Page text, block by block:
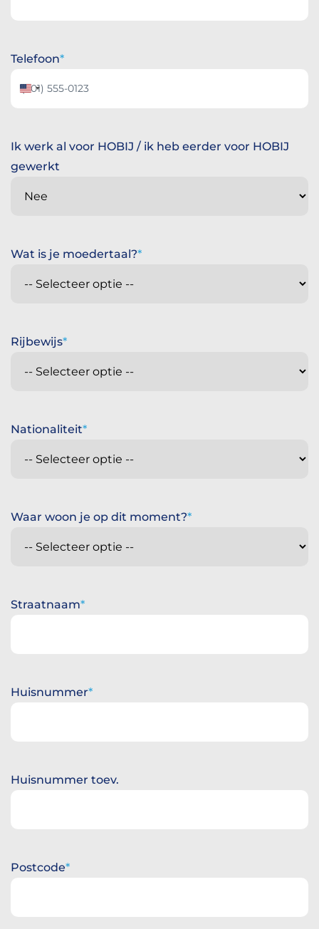
Telefoon
Verenigde
Ik werk al voor HOBIJ / ik heb eerder voor HOBIJ
gewerkt
Wat is je moedertaal?
Rijbewijs
Nationaliteit
Waar woon je op dit moment?
Straatnaam
Huisnummer
Huisnummer toev.
Postcode